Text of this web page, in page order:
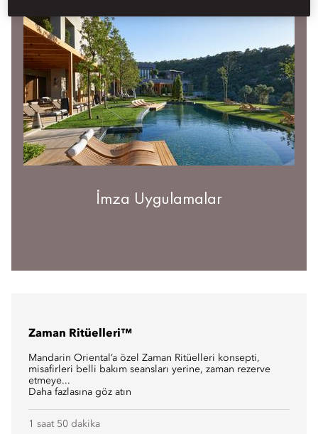
İmza Uygulamalar
Zaman Ritüelleri™
Mandarin Oriental’a özel Zaman Ritüelleri konsepti,
misafirleri belli bakım seansları yerine, zaman rezerve
etmeye...
Daha fazlasına göz atın
1 saat 50 dakika